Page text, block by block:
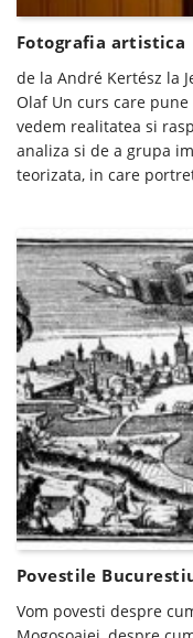
Fotografia artistica
de la André Kertész la
Olaf Un curs care
vedem realitatea si
analiza si de a grupa
teorizata, in care
Povestile
Vom povesti despre